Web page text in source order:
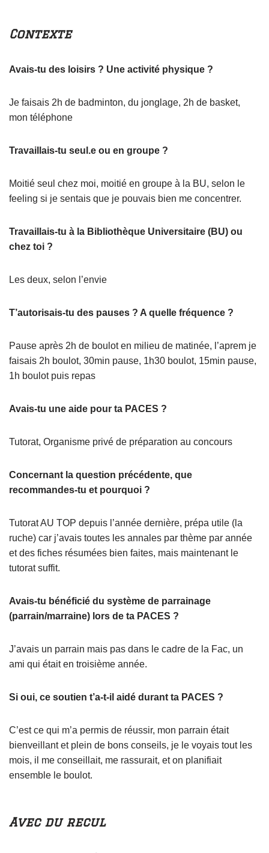
Contexte
Avais-tu des loisirs ? Une activité physique ?
Je faisais 2h de badminton, du jonglage, 2h de basket,
mon téléphone
Travaillais-tu seul.e ou en groupe ?
Moitié seul chez moi, moitié en groupe à la BU, selon le
feeling si je sentais que je pouvais bien me concentrer.
Travaillais-tu à la Bibliothèque Universitaire (BU) ou
chez toi ?
Les deux, selon l’envie
T’autorisais-tu des pauses ? A quelle fréquence ?
Pause après 2h de boulot en milieu de matinée, l’aprem je
faisais 2h boulot, 30min pause, 1h30 boulot, 15min pause,
1h boulot puis repas
Avais-tu une aide pour ta PACES ?
Tutorat, Organisme privé de préparation au concours
Concernant la question précédente, que
recommandes-tu et pourquoi ?
Tutorat AU TOP depuis l’année dernière, prépa utile (la
ruche) car j’avais toutes les annales par thème par année
et des fiches résumées bien faites, mais maintenant le
tutorat suffit.
Avais-tu bénéficié du système de parrainage
(parrain/marraine) lors de ta PACES ?
J’avais un parrain mais pas dans le cadre de la Fac, un
ami qui était en troisième année.
Si oui, ce soutien t’a-t-il aidé durant ta PACES ?
C’est ce qui m’a permis de réussir, mon parrain était
bienveillant et plein de bons conseils, je le voyais tout les
mois, il me conseillait, me rassurait, et on planifiait
ensemble le boulot.
Avec du recul